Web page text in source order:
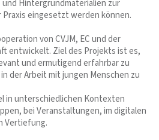
Hintergrundmaterialien zur
eingesetzt werden können.
von CVJM, EC und der
entwickelt. Ziel des Projekts ist es,
und ermutigend erfahrbar zu
der Arbeit mit jungen Menschen zu
in unterschiedlichen Kontexten
bei Veranstaltungen, im digitalen
Vertiefung.